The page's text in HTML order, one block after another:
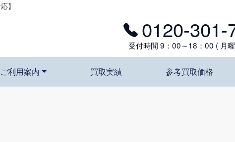
】
ご利用案内 買取実績 参考買取価格
0120-301-
受付時間 9：00～18：00 ( 月